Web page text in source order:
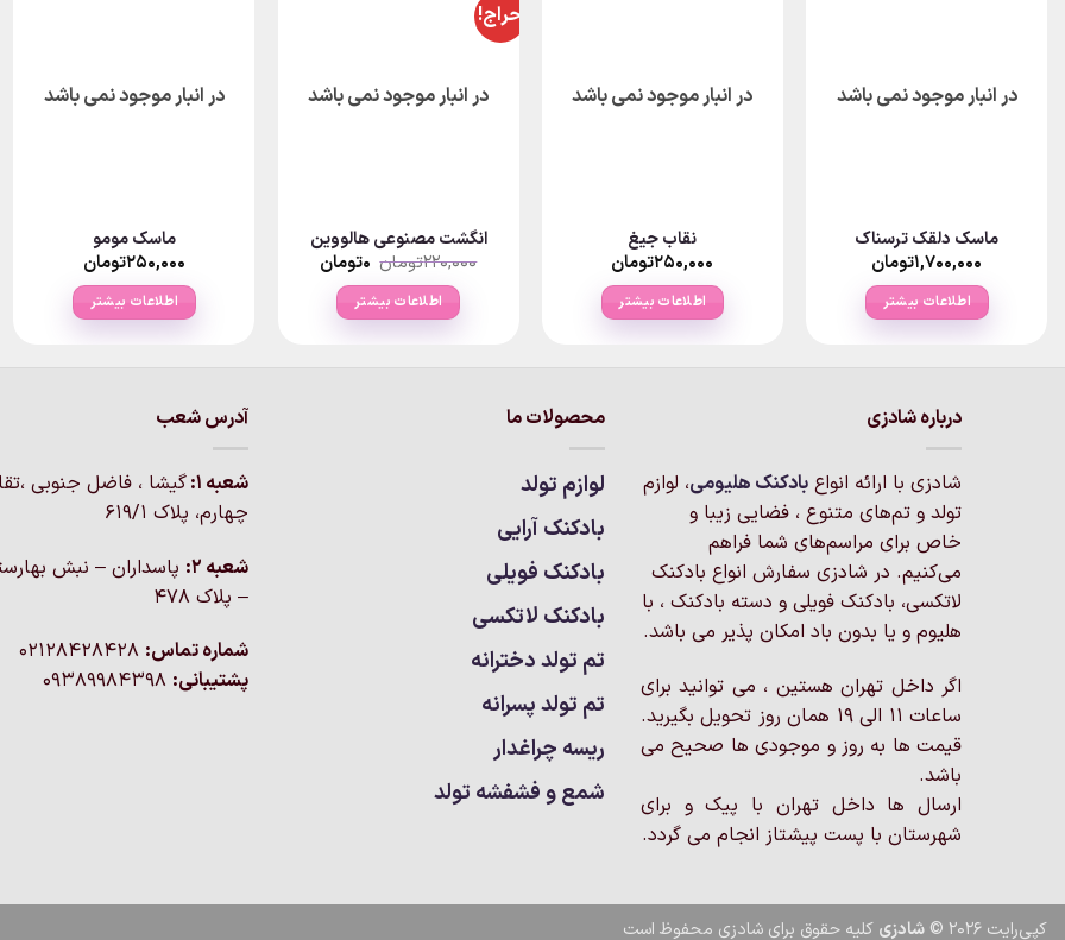
در انبار موجود نمی باشد
ماسک دلقک ترسناک
۱,۷۰۰,۰۰۰تومان
اطلاعات بیشتر
در انبار موجود نمی باشد
نقاب جیغ
۲۵۰,۰۰۰تومان
اطلاعات بیشتر
حراج!
در انبار موجود نمی باشد
انگشت مصنوعی هالووین
۲۲۰,۰۰۰تومان قیمت
اصلی:
بود.
۰تومانقیمت
فعلی:
اطلاعات بیشتر
در انبار موجود نمی باشد
ماسک مومو
۲۵۰,۰۰۰تومان
اطلاعات بیشتر
درباره شادزی
شادزی با ارائه انواع بادکنک‌ هلیومی، لوازم
تولد و تم‌های متنوع ، فضایی زیبا و
خاص برای مراسم‌های شما فراهم
می‌کنیم. در شادزی سفارش انواع بادکنک
لاتکسی، بادکنک فویلی و دسته بادکنک ، با
هلیوم و یا بدون باد امکان پذیر می باشد.
اگر داخل تهران هستین ، می توانید برای
ساعات 11 الی 19 همان روز تحویل بگیرید.
قیمت ها به روز و موجودی ها صحیح می
باشد.
ارسال ها داخل تهران با پیک و برای
شهرستان با پست پیشتاز انجام می گردد.
محصولات ما
لوازم تولد
بادکنک آرایی
بادکنک فویلی
بادکنک لاتکسی
تم تولد دخترانه
تم تولد پسرانه
ریسه چراغدار
شمع و فشفشه تولد
آدرس شعب
شعبه 1:
گيشا ، فاضل جنوبی
چهارم، پلاک 619/1
شعبه 2:
پاسداران – نبش
– پلاک ۴۷۸
شماره تماس:
پشتیبانی:
کپی‌رایت 2026 © شادزی کلیه حقوق برای شادزی محفوظ است